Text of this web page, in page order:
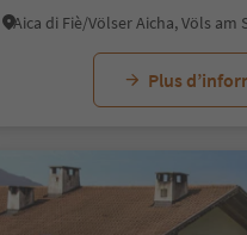
Plus